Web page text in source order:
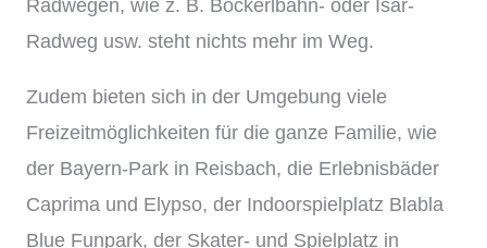
Radwegen, wie z. B. Bockerlbahn- oder Isar-
Radweg usw. steht nichts mehr im Weg.
Zudem bieten sich in der Umgebung viele
Freizeitmöglichkeiten für die ganze Familie, wie
der Bayern-Park in Reisbach, die Erlebnisbäder
Caprima und Elypso, der Indoorspielplatz Blabla
Blue Funpark, der Skater- und Spielplatz in